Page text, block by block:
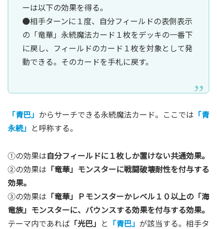
ーは以下の効果を得る。
●相手ターンに１度、自分フィールドの表側表示
の「竜華」永続魔法カード１枚をデッキの一番下
に戻し、フィールドのカード１枚を対象として発
動できる。そのカードを手札に戻す。
「青巴」 からサーチできる永続魔法カード。ここでは 「青
永続」 と呼称する。
①の効果は自分フィールドに１枚しか置けない共通効果。
②の効果は 「竜華」モンスターに戦闘破壊耐性を付与する
効果。
③の効果は 「竜華」Ｐモンスターかレベル１０以上の「海
竜族」モンスターに、バウンスする効果を付与する効果。
テーマ内であれば 「光巴」 と 「青巴」 が該当する。相手タ